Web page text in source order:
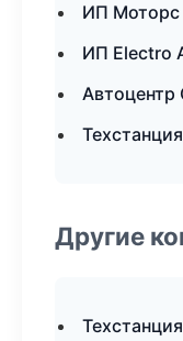
ИП Моторс
ИП Electro
Автоцентр
Другие